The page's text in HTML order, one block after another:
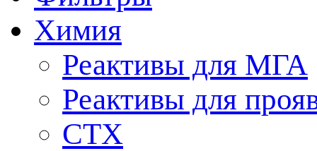
Химия
Реактивы для МГА
Реактивы для
СТХ